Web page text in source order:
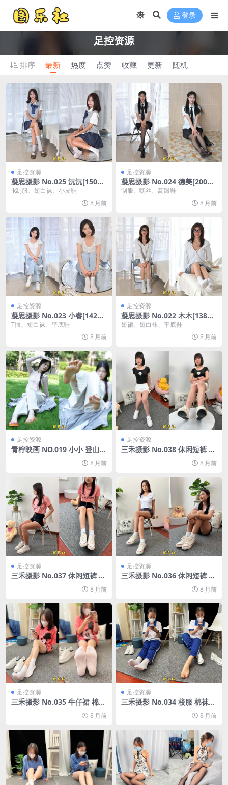
登录
足控资源
排序 最新 热度 点赞 收藏 更新 随机
足控资源
凝思摄影 No.025 沅沅[150P/
1V/4.72G]
jk制服、短白袜、小皮鞋
8 月前
足控资源
凝思摄影 No.024 德美[200P/
4.66G]
制服、嘿丝、高跟鞋
8 月前
足控资源
凝思摄影 No.023 小睿[142P/
1V/4.28G]
T恤、短白袜、平底鞋
8 月前
足控资源
凝思摄影 No.022 木木[138P/
1V/3.84G]
短裙、短白袜、平底鞋
8 月前
足控资源
青柠映画 NO.019 小小 登山服
8 月前
足控资源
三禾摄影 No.038 休闲短裤 棉
8 月前
足控资源
三禾摄影 No.037 休闲短裤 棉
8 月前
足控资源
三禾摄影 No.036 休闲短裤 棉
8 月前
足控资源
三禾摄影 No.035 牛仔裙 棉袜
8 月前
足控资源
三禾摄影 No.034 校服 棉袜
8 月前